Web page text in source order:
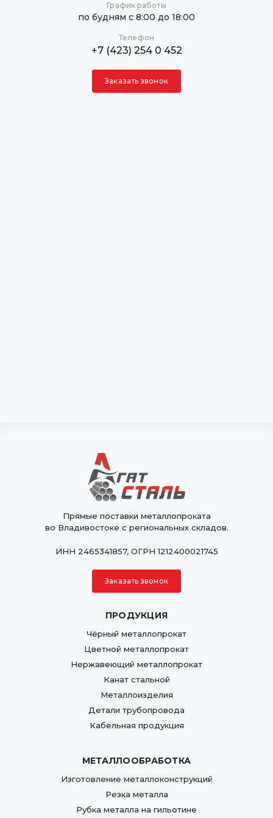
График работы
по будням с 8:00 до 18:00
Телефон
+7 (423) 254 0 452
Заказать звонок
Прямые поставки металлопроката
во Владивостоке с региональных складов.
ИНН 2465341857, ОГРН 1212400021745
Заказать звонок
ПРОДУКЦИЯ
Чёрный металлопрокат
Цветной металлопрокат
Нержавеющий металлопрокат
Канат стальной
Металлоизделия
Детали трубопровода
Кабельная продукция
МЕТАЛЛООБРАБОТКА
Изготовление металлоконструкций
Резка металла
Рубка металла на гильотине